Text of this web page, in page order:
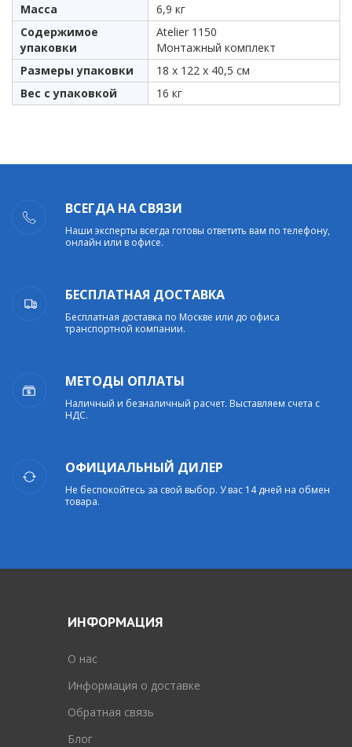
Масса
6,9 кг
Содержимое
упаковки
Atelier 1150
Монтажный комплект
Размеры упаковки
18 x 122 x 40,5 см
Вес с упаковкой
16 кг
ВСЕГДА НА СВЯЗИ
Наши эксперты всегда готовы ответить вам по телефону,
онлайн или в офисе.
БЕСПЛАТНАЯ ДОСТАВКА
Бесплатная доставка по Москве или до офиса
транспортной компании.
МЕТОДЫ ОПЛАТЫ
Наличный и безналичный расчет. Выставляем счета с
НДС.
ОФИЦИАЛЬНЫЙ ДИЛЕР
Не беспокойтесь за свой выбор. У вас 14 дней на обмен
товара.
ИНФОРМАЦИЯ
O нас
Информация о доставке
Обратная связь
Блог